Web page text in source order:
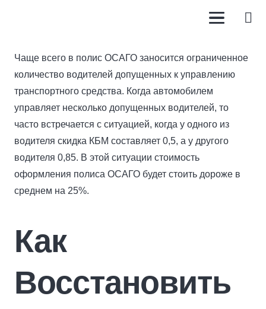
Чаще всего в полис ОСАГО заносится ограниченное
количество водителей допущенных к управлению
транспортного средства. Когда автомобилем
управляет несколько допущенных водителей, то
часто встречается с ситуацией, когда у одного из
водителя скидка КБМ составляет 0,5, а у другого
водителя 0,85. В этой ситуации стоимость
оформления полиса ОСАГО будет стоить дороже в
среднем на 25%.
Как
Восстановить